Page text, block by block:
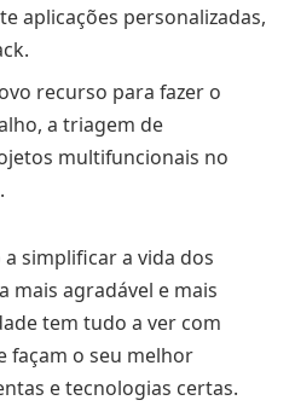
aplicações personalizadas,
recurso para fazer o
a triagem de
multifuncionais no
a simplificar a vida dos
mais agradável e mais
tem tudo a ver com
façam o seu melhor
e tecnologias certas.